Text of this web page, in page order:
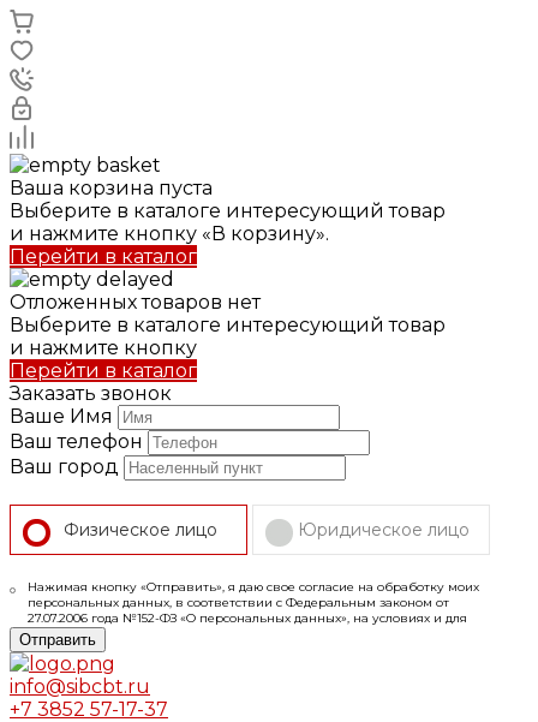
Ваша корзина пуста
Выберите в каталоге интересующий товар
и нажмите кнопку «В корзину».
Перейти в каталог
Отложенных товаров нет
Выберите в каталоге интересующий товар
и нажмите кнопку
Перейти в каталог
Заказать звонок
Ваше Имя
Ваш телефон
Ваш город
Физическое лицо Юридическое лицо
Нажимая кнопку «Отправить», я даю свое согласие на обработку моих
персональных данных, в соответствии с Федеральным законом от
27.07.2006 года №152-ФЗ «О персональных данных», на условиях и для
целей, определенных в
Политике конфиденциальности
Отправить
info@sibcbt.ru
+7 3852 57-17-37